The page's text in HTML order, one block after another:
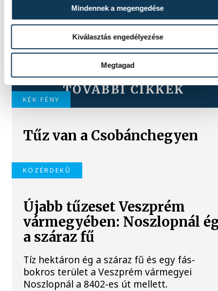
Mindennek a megengedése
Kiválasztás engedélyezése
Megtagad
TOVÁBBI CIKKEK
KÉK FÉNY
Tűz van a Csobánchegyen
KÖZÉRDEKŰ
Újabb tűzeset Veszprém
vármegyében: Noszlopnál
a száraz fű
Tíz hektáron ég a száraz fű és egy fás-
bokros terület a Veszprém vármegyei
Noszlopnál a 8402-es út mellett.